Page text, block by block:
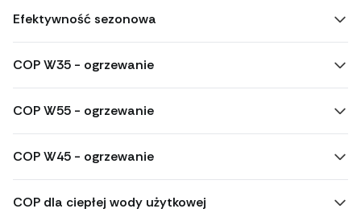
Efektywność sezonowa
COP W35 - ogrzewanie
COP W55 - ogrzewanie
COP W45 - ogrzewanie
COP dla ciepłej wody użytkowej